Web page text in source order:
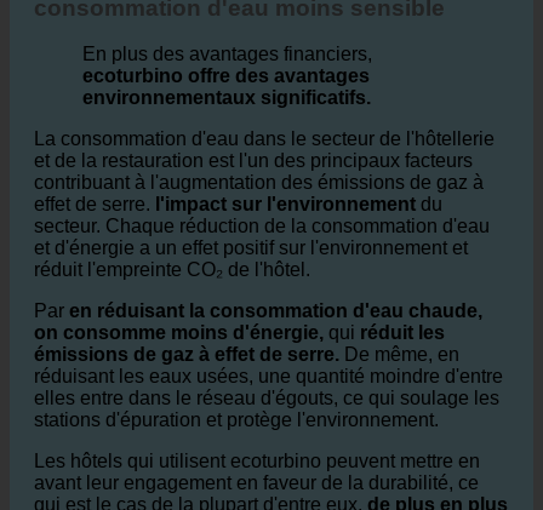
Hôtels et réduction de l'impact sur
l'environnement grâce à une
consommation d'eau moins sensible
ecoturbino offre des avantages
environnementaux significatifs.
La consommation d'eau dans le secteur de l'hôtellerie
et de la restauration est l'un des principaux facteurs
contribuant à l'augmentation des émissions de gaz à
effet de serre.l'impact sur l'environnement
et d'énergie a un effet positif sur l'environnement et
réduit l'empreinte CO₂ de l'hôtel.
Paren réduisant la consommation d'eau chaude,
on consomme moins d'énergie,quiréduit les
émissions de gaz à effet de serre.De même, en
elles entre dans le réseau d'égouts, ce qui soulage les
stations d'épuration et protège l'environnement.